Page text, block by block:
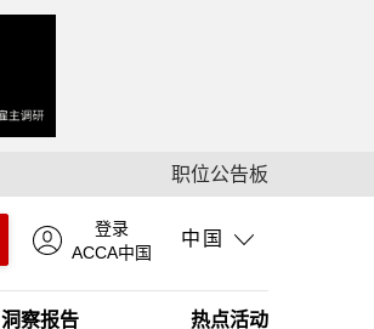
职位公告板
中国
登录
ACCA中国
洞察报告 热点活动